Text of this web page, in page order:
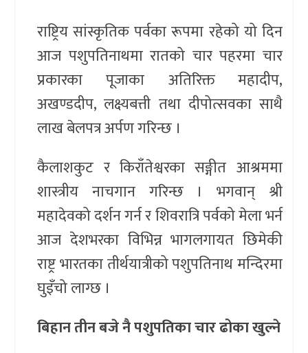
राष्ट्रिय सांस्कृतिक पर्वका रूपमा रहेको यो दिन
आज पशुपतिनाथमा रातको चार पहरमा चार
प्रकारका पूजाका अतिरिक्त महादीप,
अखण्डदीप, लक्ष्यबत्ती तथा दीपोत्सवका साथै
लाख बेलपत्र अर्पण गरिन्छ ।
कैलाशकुट र किराँतेश्वरका सङ्गीत आश्रममा
शास्त्रीय नाचगान गरिन्छ । भगवान् श्री
महादेवको दर्शन गर्न र शिवरात्रि पर्वको मेला भर्न
आज देशभरका विभिन्न भागलगायत छिमेकी
राष्ट्र भारतका तीर्थयात्रीको पशुपतिनाथ मन्दिरमा
घुइँचो लाग्छ ।
बिहान तीन बजे नै पशुपतिका चार ढोका खुल्ने